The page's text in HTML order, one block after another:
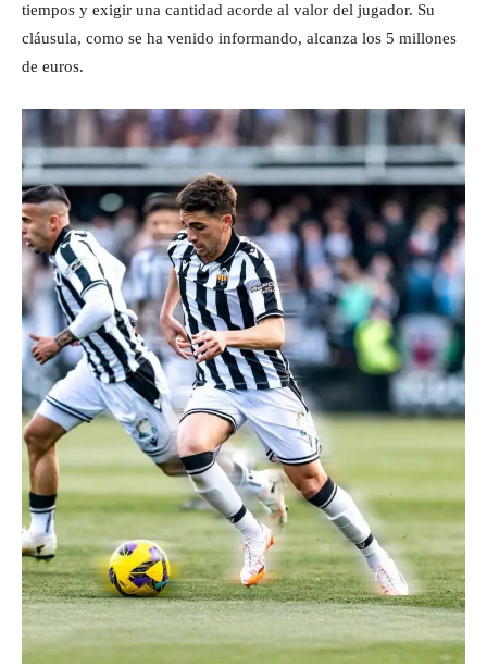
tiempos y exigir una cantidad acorde al valor del jugador. Su
cláusula, como se ha venido informando, alcanza los 5 millones
de euros.